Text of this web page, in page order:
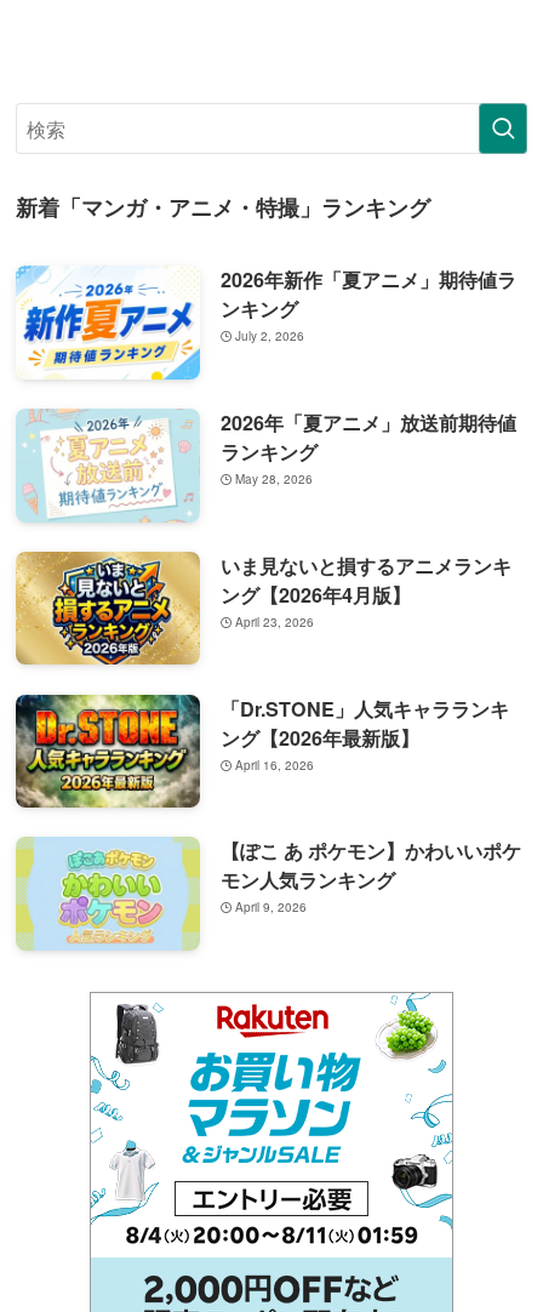
新着「マンガ・アニメ・特撮」ランキング
2026年新作「夏アニメ」期待値ラ
ンキング
July 2, 2026
2026年「夏アニメ」放送前期待値
ランキング
May 28, 2026
いま見ないと損するアニメランキ
ング【2026年4月版】
April 23, 2026
「Dr.STONE」人気キャラランキ
ング【2026年最新版】
April 16, 2026
【ぽこ あ ポケモン】かわいいポケ
モン人気ランキング
April 9, 2026